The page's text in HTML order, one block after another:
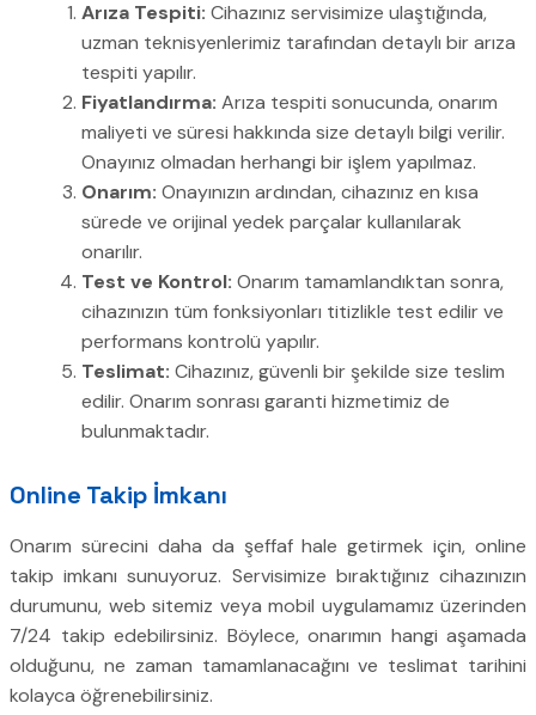
Arıza Tespiti: Cihazınız servisimize ulaştığında,
uzman teknisyenlerimiz tarafından detaylı bir arıza
tespiti yapılır.
Fiyatlandırma: Arıza tespiti sonucunda, onarım
maliyeti ve süresi hakkında size detaylı bilgi verilir.
Onayınız olmadan herhangi bir işlem yapılmaz.
Onarım: Onayınızın ardından, cihazınız en kısa
sürede ve orijinal yedek parçalar kullanılarak
onarılır.
Test ve Kontrol: Onarım tamamlandıktan sonra,
cihazınızın tüm fonksiyonları titizlikle test edilir ve
performans kontrolü yapılır.
Teslimat: Cihazınız, güvenli bir şekilde size teslim
edilir. Onarım sonrası garanti hizmetimiz de
bulunmaktadır.
Online Takip İmkanı
Onarım sürecini daha da şeffaf hale getirmek için, online
takip imkanı sunuyoruz. Servisimize bıraktığınız cihazınızın
durumunu, web sitemiz veya mobil uygulamamız üzerinden
7/24 takip edebilirsiniz. Böylece, onarımın hangi aşamada
olduğunu, ne zaman tamamlanacağını ve teslimat tarihini
kolayca öğrenebilirsiniz.